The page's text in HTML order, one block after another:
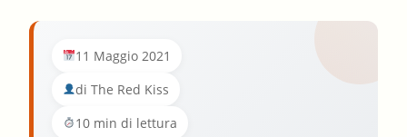
11 Maggio 2021
di The Red Kiss
10 min di lettura